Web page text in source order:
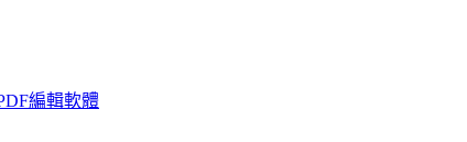
編輯軟體